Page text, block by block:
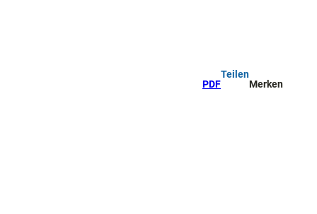
PDF
Teilen
Merken